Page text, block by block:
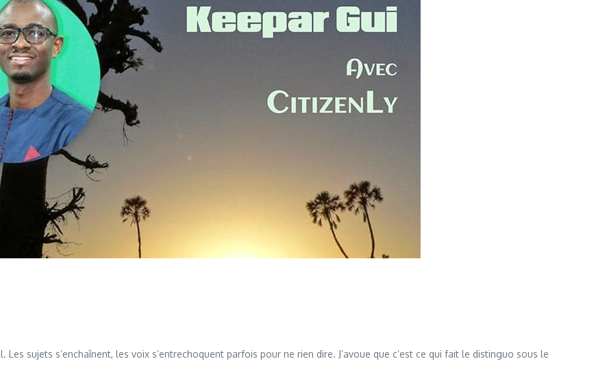
sujets s’enchaînent, les voix s’entrechoquent parfois pour ne rien dire. J’avoue que c’est ce qui fait le distinguo sous le